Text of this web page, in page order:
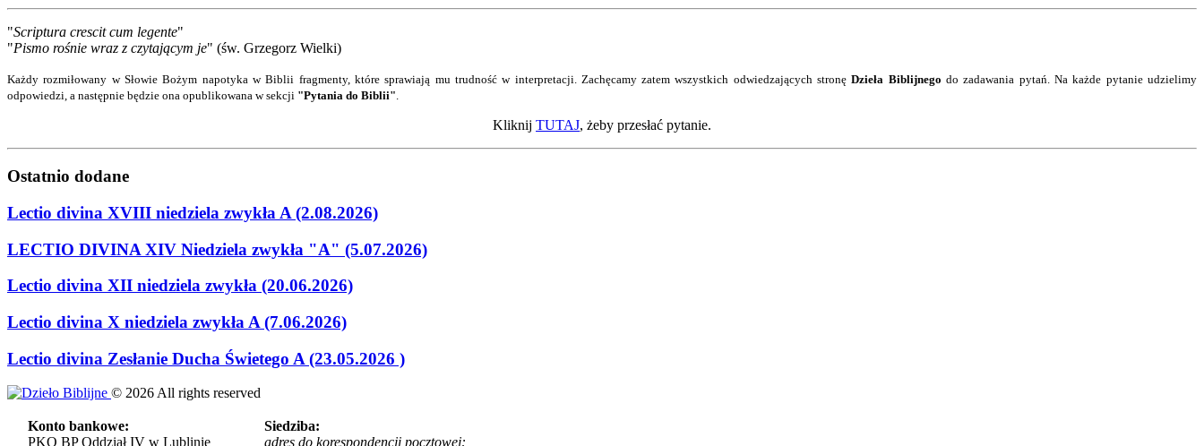
"Scriptura crescit cum legente"
"Pismo rośnie wraz z czytającym je" (św. Grzegorz Wielki)
Każdy rozmiłowany w Słowie Bożym napotyka w Biblii fragmenty, które sprawiają mu trudność w interpretacji. Zachęcamy zatem wszystkich odwiedzających stronęDzieła Biblijnego do zadawania pytań.Na każde pytanieudzielimy
odpowiedzi, a następnie będzie ona opublikowana w sekcji "Pytania do Biblii".
Kliknij TUTAJ, żeby przesłać pytanie.
Ostatnio dodane
Lectio divina XVIII niedziela zwykła A (2.08.2026)
LECTIO DIVINA XIV Niedziela zwykła "A" (5.07.2026)
Lectio divina XII niedziela zwykła (20.06.2026)
Lectio divina X niedziela zwykła A (7.06.2026)
Lectio divina Zesłanie Ducha Świetego A (23.05.2026 )
© 2026All rights reserved
Konto bankowe:
PKO BP Oddział IV w Lublinie
Siedziba:
adres do korespondencji pocztowej: